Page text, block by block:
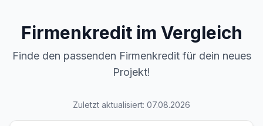
Firmenkredit im Vergleich
Finde den passenden Firmenkredit für dein neues
Projekt!
Zuletzt aktualisiert: 07.08.2026